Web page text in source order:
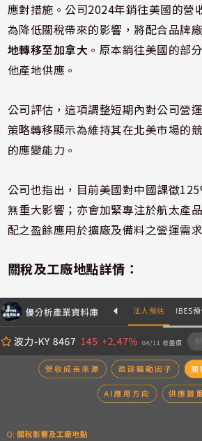
應對措施。公司2024年銷往美國的營
為降低關稅帶來的影響，將配合品牌廠
地轉移至加拿大 。原本銷往美國的部
他產地供應。
公司評估，這項調整短期內對公司營
策略轉移顯示為維持其在北美市場的
的應變能力。
公司也指出，目前美國對中國課徵
無重大影響；亦會加緊專注於航太產
配之盈餘應用於擴廠及備料之營運需求
關稅及工廠地點詳情：